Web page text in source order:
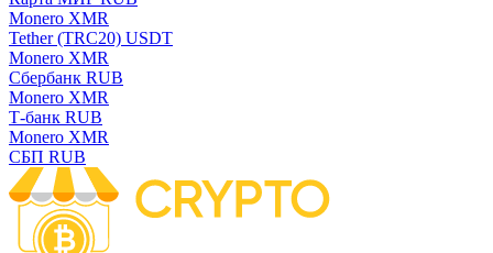
Monero XMR
Tether (TRC20) USDT
Monero XMR
Сбербанк RUB
Monero XMR
Т-банк RUB
Monero XMR
СБП RUB